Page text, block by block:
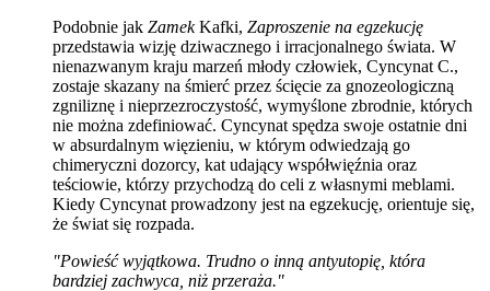
Podobnie jak ZamekKafki, Zaproszenie na egzekucję
przedstawia wizję dziwacznego i irracjonalnego świata. W
nienazwanym kraju marzeń młody człowiek, Cyncynat C.,
zostaje skazany na śmierć przez ścięcie za gnozeologiczną
zgniliznę i nieprzezroczystość, wymyślone zbrodnie, których
nie można zdefiniować. Cyncynat spędza swoje ostatnie dni
w absurdalnym więzieniu, w którym odwiedzają go
chimeryczni dozorcy, kat udający współwięźnia oraz
teściowie, którzy przychodzą do celi z własnymi meblami.
Kiedy Cyncynat prowadzony jest na egzekucję, orientuje się,
że świat się rozpada.
"Powieść wyjątkowa. Trudno o inną antyutopię, która
bardziej zachwyca, niż przeraża."